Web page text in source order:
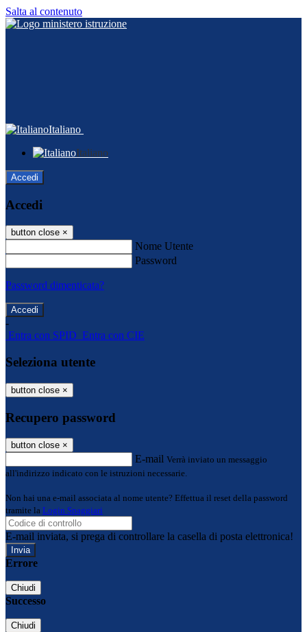
Salta al contenuto
Italiano
Italiano
Accedi
Accedi
button close ×
Nome Utente
Password
Password dimenticata?
-
Entra con SPID Entra con CIE
Seleziona utente
button close ×
Recupero password
button close ×
E-mail Verrà inviato un messaggio
all'indirizzo indicato con le istruzioni necessarie.
Non hai una e-mail associata al nome utente? Effettua il reset della password
tramite la Login Spaggiari
E-mail inviata, si prega di controllare la casella di posta elettronica!
Errore
Chiudi
Successo
Chiudi